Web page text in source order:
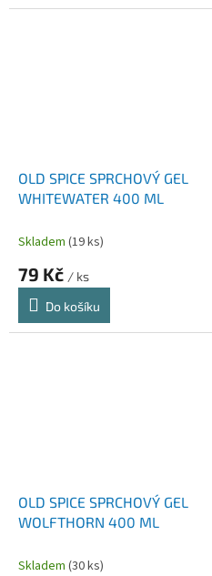
OLD SPICE SPRCHOVÝ GEL
WHITEWATER 400 ML
Skladem (19 ks)
79 Kč / ks
Do košíku
OLD SPICE SPRCHOVÝ GEL
WOLFTHORN 400 ML
Skladem (30 ks)